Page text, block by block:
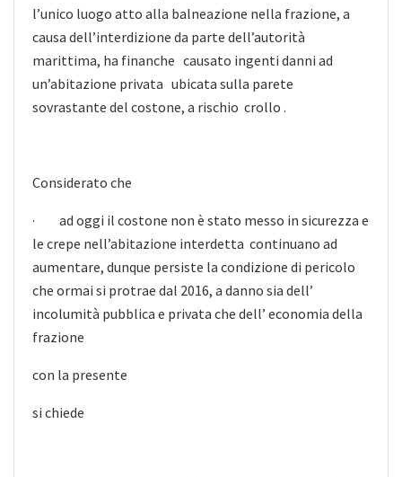
l’unico luogo atto alla balneazione nella frazione, a
causa dell’interdizione da parte dell’autorità
marittima, ha finanche causato ingenti danni ad
un’abitazione privata ubicata sulla parete
sovrastante del costone, a rischio crollo .
Considerato che
· ad oggi il costone non è stato messo in sicurezza e
le crepe nell’abitazione interdetta continuano ad
aumentare, dunque persiste la condizione di pericolo
che ormai si protrae dal 2016, a danno sia dell’
incolumità pubblica e privata che dell’ economia della
frazione
con la presente
si chiede